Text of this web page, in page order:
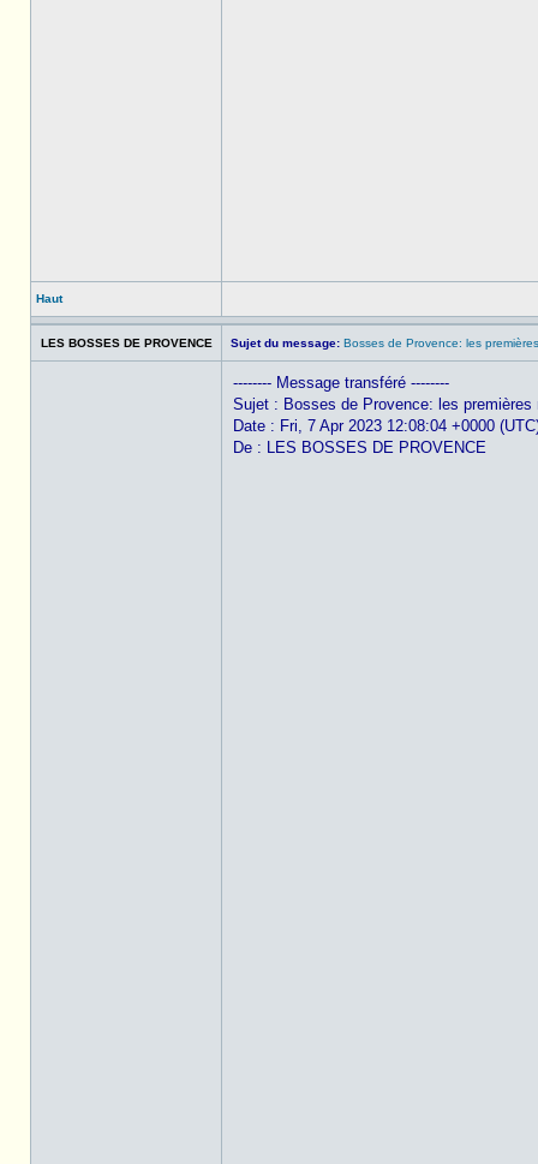
Haut
LES BOSSES DE PROVENCE Sujet du message: Bosses de Provence: les
-------- Message transféré --------
Sujet : Bosses de Provence: les premières
Date : Fri, 7 Apr 2023 12:08:04 +0000
De : LES BOSSES DE PROVENCE